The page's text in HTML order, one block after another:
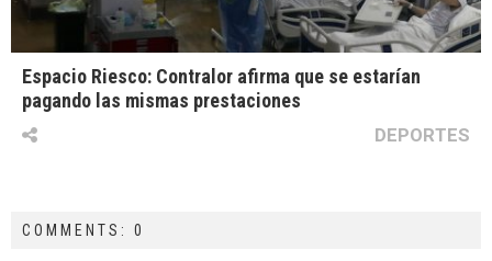
Espacio Riesco: Contralor afirma que se estarían
pagando las mismas prestaciones
DEPORTES
COMMENTS: 0